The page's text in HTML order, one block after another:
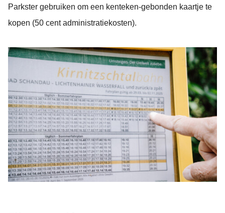
Parkster gebruiken om een kenteken-gebonden kaartje te
kopen (50 cent administratiekosten).